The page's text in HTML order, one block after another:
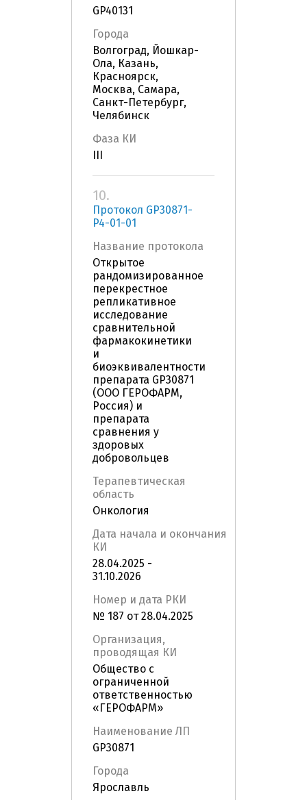
GP40131
Города
Волгоград, Йошкар-
Ола, Казань,
Красноярск,
Москва, Самара,
Санкт-Петербург,
Челябинск
Фаза КИ
10.
Протокол GP30871-
P4-01-01
Название протокола
Открытое
рандомизированное
перекрестное
репликативное
исследование
сравнительной
фармакокинетики
и
биоэквивалентности
препарата GP30871
(ООО ГЕРОФАРМ,
Россия) и
препарата
сравнения у
здоровых
добровольцев
Терапевтическая
область
Онкология
Дата начала и окончания
КИ
28.04.2025 -
31.10.2026
Номер и дата РКИ
№ 187 от 28.04.2025
Организация,
проводящая КИ
Общество с
ограниченной
ответственностью
«ГЕРОФАРМ»
Наименование ЛП
GP30871
Города
Ярославль